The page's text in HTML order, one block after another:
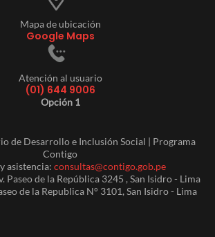
Mapa de ubicación
Google Maps
Atención al usuario
(01) 644 9006
Opción 1
de Desarrollo e Inclusión Social | Programa
Contigo
asistencia: consultas@contigo.gob.pe
Paseo de la República 3245 , San Isidro - Lima
de la Republica N° 3101, San Isidro - Lima